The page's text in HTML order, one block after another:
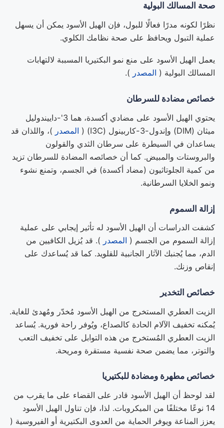
صحة المسالك البولية
نظرًا لكونه مدرًا فعالًا للبول، فإن الهيل الأسود يمكن أن يسهل
عملية التبول ويحافظ على صحة نظامك الكلوي.
يعمل الهيل الأسود على منع نمو البكتيريا المسببة لالتهابات
المسالك البولية ( المصدر ).
خصائص مضادة للسرطان
يحتوي الهيل الأسود على مضادي أكسدة، هما 3'-داييندوليل
ميثان (DIM) وإندول-3-كاربينول (I3C) (
المصدر )، واللذان قد
يساعدان في السيطرة على سرطان الثدي والقولون
والبروستات والمبيض. كما أن خصائصه المضادة للسرطان تزيد
من كمية الجلوتاثيون (مضاد أكسدة) في الجسم، وتمنع نشوء
ونمو الخلايا السرطانية.
إزالة السموم
كشفت الدراسات أن الهيل الأسود له تأثير إيجابي على عملية
إزالة السموم من الجسم ( المصدر ). قد يُزيل الكافيين من
الدم، مما يُجنبك الآثار الجانبية للقلويد. كما قد يُساعدك على
إنقاص وزنك.
خصائص التخدير
الزيت العطري المستخرج من الهيل الأسود مُخدّر ومُهدئ للغاية.
يُمكنه تخفيف الآلام الحادة كالصداع، ويُوفر راحة فورية. يُساعد
الزيت العطري المُستخرج من هذه التوابل على تخفيف التعب
والتوتر، مما يضمن صحة نفسية مستقرة ومريحة.
خصائص مطهرة ومضادة للبكتيريا
لقد لوحظ أن الهيل الأسود قادر على القضاء على ما يقرب من
14 نوعًا مختلفًا من الميكروبات. لذا، فإن تناول الهيل الأسود
يعزز المناعة ويوفر الحماية من العدوى البكتيرية أو الفيروسية (